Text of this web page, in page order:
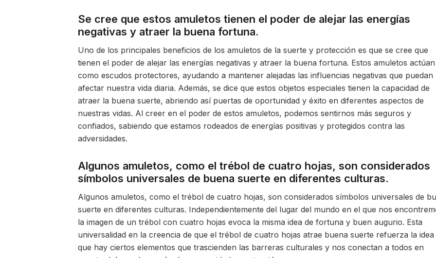
Se cree que estos amuletos tienen el poder de alejar las energías
negativas y atraer la buena fortuna.
Uno de los principales beneficios de los amuletos de la suerte y protección es que se cree que
tienen el poder de alejar las energías negativas y atraer la buena fortuna. Estos amuletos actúan
como escudos protectores, ayudando a mantener alejadas las influencias negativas que puedan
afectar nuestra vida diaria. Además, se dice que estos objetos especiales tienen la capacidad de
atraer la buena suerte, abriendo así puertas de oportunidad y éxito en diferentes aspectos de
nuestras vidas. Al creer en el poder de estos amuletos, podemos sentirnos más seguros y
confiados, sabiendo que estamos rodeados de energías positivas y protegidos contra las
adversidades.
Algunos amuletos, como el trébol de cuatro hojas, son considerados
símbolos universales de buena suerte en diferentes culturas.
Algunos amuletos, como el trébol de cuatro hojas, son considerados símbolos universales de
suerte en diferentes culturas. Independientemente del lugar del mundo en el que nos
la imagen de un trébol con cuatro hojas evoca la misma idea de fortuna y buen augurio. Esta
universalidad en la creencia de que el trébol de cuatro hojas atrae buena suerte refuerza la idea
que hay ciertos elementos que trascienden las barreras culturales y nos conectan a todos en